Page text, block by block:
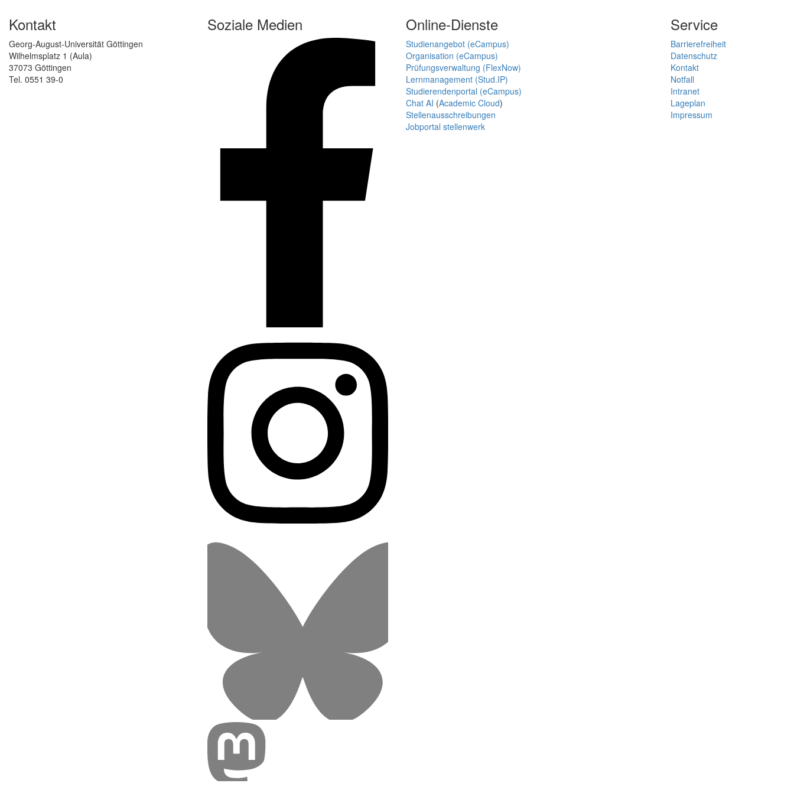
Kontakt
Georg-August-Universität Göttingen
Wilhelmsplatz 1 (Aula)
37073 Göttingen
Tel. 0551 39-0
Soziale Medien Online-Dienste
Studienangebot (eCampus)
Organisation (eCampus)
Prüfungsverwaltung (FlexNow)
Lernmanagement (Stud.IP)
Studierendenportal (eCampus)
Chat AI (Academic Cloud)
Stellenausschreibungen
Jobportal stellenwerk
Service
Barrierefreiheit
Datenschutz
Kontakt
Notfall
Intranet
Lageplan
Impressum